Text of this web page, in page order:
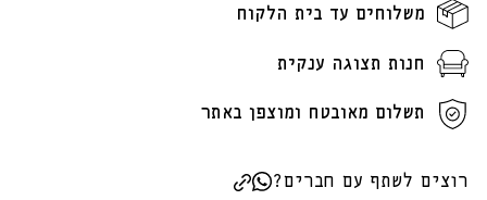
משלוחים עד בית הלקוח
חנות תצוגה ענקית
תשלום מאובטח ומוצפן באתר
רוצים לשתף עם חברים?